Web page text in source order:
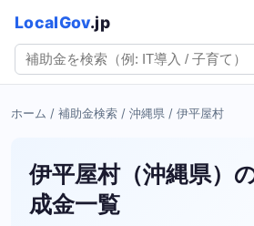
LocalGov.jp
ホーム / 補助金検索 / 沖縄県 / 伊平屋村
伊平屋村（沖縄県）
成金一覧